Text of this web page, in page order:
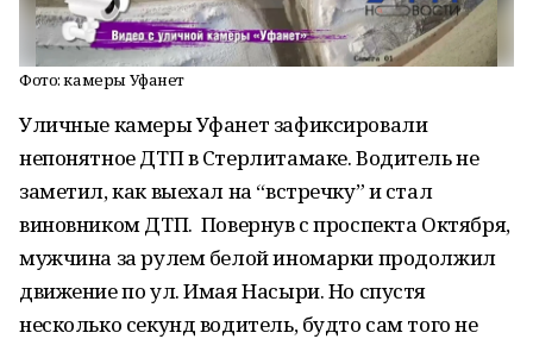
Фото: камеры Уфанет
Уличные камеры Уфанет зафиксировали
непонятное ДТП в Стерлитамаке. Водитель не
заметил, как выехал на “встречку” и стал
виновником ДТП. Повернув с проспекта Октября,
мужчина за рулем белой иномарки продолжил
движение по ул. Имая Насыри. Но спустя
несколько секунд водитель, будто сам того не